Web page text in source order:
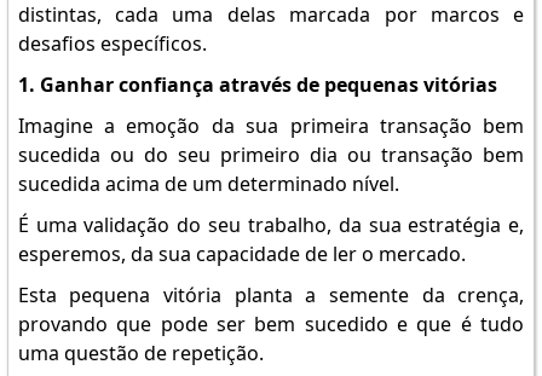
distintas, cada uma delas marcada por marcos e
desafios específicos.
1. Ganhar confiança através de pequenas vitórias
Imagine a emoção da sua primeira transação bem
sucedida ou do seu primeiro dia ou transação bem
sucedida acima de um determinado nível.
É uma validação do seu trabalho, da sua estratégia e,
esperemos, da sua capacidade de ler o mercado.
Esta pequena vitória planta a semente da crença,
provando que pode ser bem sucedido e que é tudo
uma questão de repetição.